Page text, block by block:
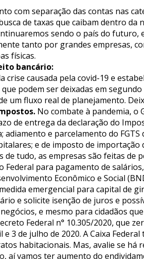
com separação das contas nas
de taxas que caibam dentro da
sendo o país do futuro,
tanto por grandes empresas,
físicas.
bancário:
crise causada pela covid-19 e
podem ser deixadas em
um fluxo real de planejamento.
No combate à pandemia, o
de entrega da declaração do
e parcelamento do
e de imposto de
de tudo, as empresas são feitas
para pagamento de
Econômico e Social
emergencial para capital de
e solicite isenção de juros e
e mesmo para cidadãos
Federal n° 10.305/2020, que
de julho de 2020. A Caixa
habitacionais. Mas, avalie se há
vamos ter aumento do